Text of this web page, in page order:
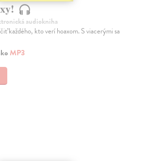
audiokniha
každého, kto verí hoaxom. S viacerými sa
MP3